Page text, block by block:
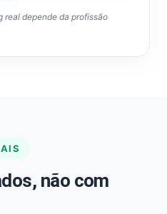
real depende da profissão
não com